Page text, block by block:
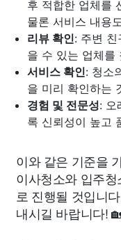
후 적합한 업체를
물론 서비스 내용
리뷰 확인: 주변 친
을 수 있는 업체를
서비스 확인: 청소
을 미리 확인하는
경험 및 전문성: 오
록 신뢰성이 높고
이와 같은 기준을
이사청소와 입주
로 진행될 것입니
내시길 바랍니다!